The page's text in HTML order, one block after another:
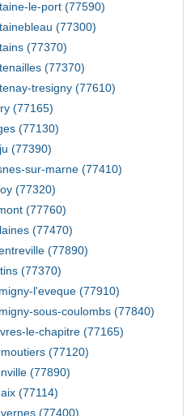
le-port (77590)
(77300)
(77370)
(77370)
tresigny (77610)
(77165)
(77130)
(77390)
sur-marne (77410)
(77320)
(77760)
(77470)
(77890)
(77370)
l'eveque (77910)
sous-coulombs (77840)
le-chapitre (77165)
(77120)
(77890)
(77114)
(77400)